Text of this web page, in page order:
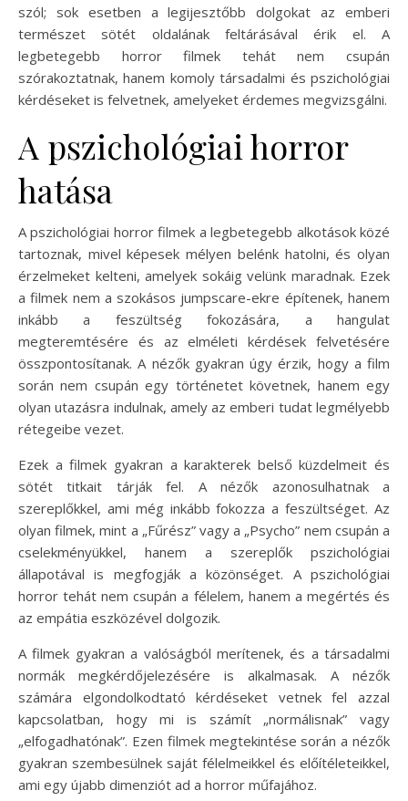
szól; sok esetben a legijesztőbb dolgokat az emberi
természet sötét oldalának feltárásával érik el. A
legbetegebb horror filmek tehát nem csupán
szórakoztatnak, hanem komoly társadalmi és pszichológiai
kérdéseket is felvetnek, amelyeket érdemes megvizsgálni.
A pszichológiai horror
hatása
A pszichológiai horror filmek a legbetegebb alkotások közé
tartoznak, mivel képesek mélyen belénk hatolni, és olyan
érzelmeket kelteni, amelyek sokáig velünk maradnak. Ezek
a filmek nem a szokásos jumpscare-ekre építenek, hanem
inkább a feszültség fokozására, a hangulat
megteremtésére és az elméleti kérdések felvetésére
összpontosítanak. A nézők gyakran úgy érzik, hogy a film
során nem csupán egy történetet követnek, hanem egy
olyan utazásra indulnak, amely az emberi tudat legmélyebb
rétegeibe vezet.
Ezek a filmek gyakran a karakterek belső küzdelmeit és
sötét titkait tárják fel. A nézők azonosulhatnak a
szereplőkkel, ami még inkább fokozza a feszültséget. Az
olyan filmek, mint a „Fűrész” vagy a „Psycho” nem csupán a
cselekményükkel, hanem a szereplők pszichológiai
állapotával is megfogják a közönséget. A pszichológiai
horror tehát nem csupán a félelem, hanem a megértés és
az empátia eszközével dolgozik.
A filmek gyakran a valóságból merítenek, és a társadalmi
normák megkérdőjelezésére is alkalmasak. A nézők
számára elgondolkodtató kérdéseket vetnek fel azzal
kapcsolatban, hogy mi is számít „normálisnak” vagy
„elfogadhatónak”. Ezen filmek megtekintése során a nézők
gyakran szembesülnek saját félelmeikkel és előítéleteikkel,
ami egy újabb dimenziót ad a horror műfajához.